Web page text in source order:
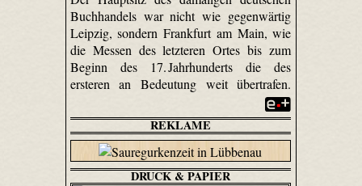
Buchhandels war nicht wie gegenwärtig
Leipzig, sondern Frankfurt am Main, wie
die Messen des letzteren Ortes bis zum
Beginn des 17. Jahrhunderts die des
ersteren an Bedeutung weit übertrafen.
REKLAME
DRUCK & PAPIER